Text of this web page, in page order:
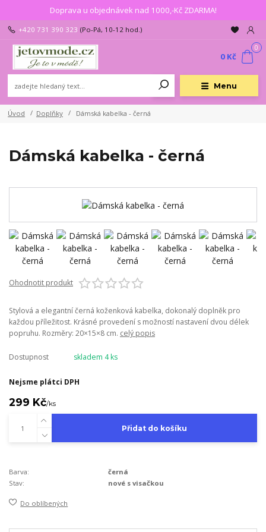
Doprava u objednávek nad 1000,-Kč ZDARMA!
Menu
+420 731 390 323 (Po-Pá, 10-12 hod.)
0
0 Kč
Úvod Doplňky Dámská kabelka - černá
Dámská kabelka - černá
Ohodnotit produkt
Stylová a elegantní černá koženková kabelka, dokonalý doplněk pro
každou příležitost. Krásné provedení s možností nastavení dvou délek
popruhu. Rozměry: 20×15×8 cm. celý popis
Dostupnost skladem 4 ks
Nejsme plátci DPH
299 Kč/ks
Přidat do košíku
Barva:
černá
Stav:
nové s visačkou
Do oblíbených